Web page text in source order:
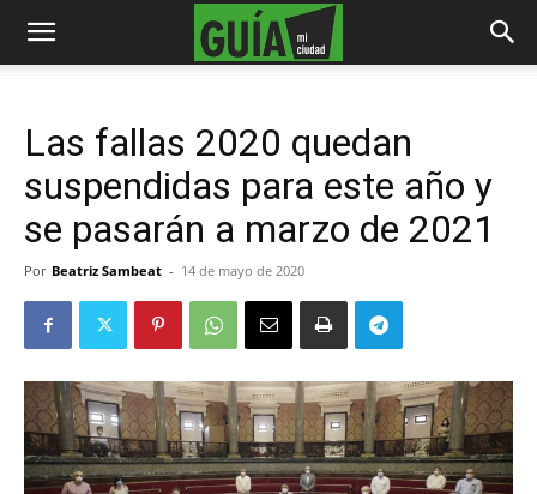
Las fallas 2020 quedan
suspendidas para este año y
se pasarán a marzo de 2021
Por Beatriz Sambeat - 14 de mayo de 2020